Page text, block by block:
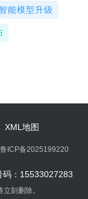
能模型升级
XML地图
鲁ICP备2025199220
：15533027283
刻删除。